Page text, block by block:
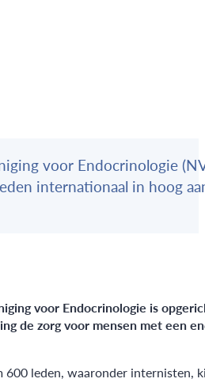
voor Endocrinologie
internationaal in hoog
voor Endocrinologie is
de zorg voor mensen met een
leden, waaronder internisten,